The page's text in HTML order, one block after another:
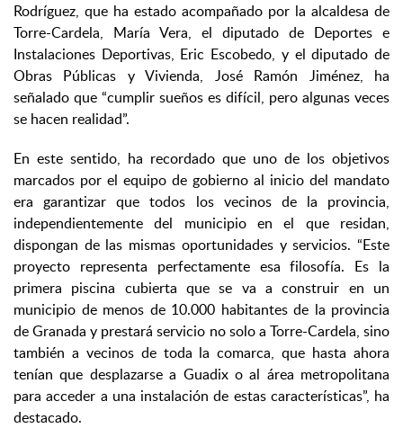
Rodríguez, que ha estado acompañado por la alcaldesa de
Torre-Cardela, María Vera, el diputado de Deportes e
Instalaciones Deportivas, Eric Escobedo, y el diputado de
Obras Públicas y Vivienda, José Ramón Jiménez, ha
señalado que “cumplir sueños es difícil, pero algunas veces
se hacen realidad”.
En este sentido, ha recordado que uno de los objetivos
marcados por el equipo de gobierno al inicio del mandato
era garantizar que todos los vecinos de la provincia,
independientemente del municipio en el que residan,
dispongan de las mismas oportunidades y servicios. “Este
proyecto representa perfectamente esa filosofía. Es la
primera piscina cubierta que se va a construir en un
municipio de menos de 10.000 habitantes de la provincia
de Granada y prestará servicio no solo a Torre-Cardela, sino
también a vecinos de toda la comarca, que hasta ahora
tenían que desplazarse a Guadix o al área metropolitana
para acceder a una instalación de estas características”, ha
destacado.